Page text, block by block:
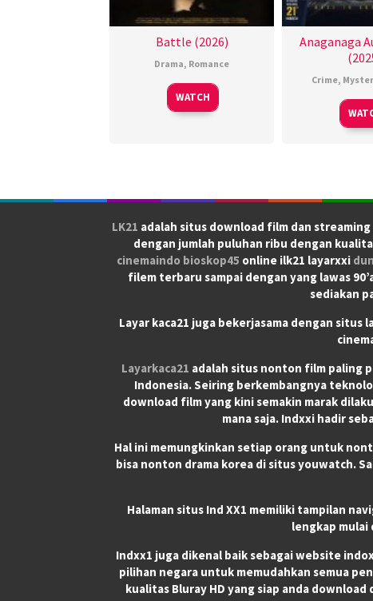
Battle (2026)
Drama, Romance
WATCH
Anaganaga
Crime,
LK21 adalah situs download film dan
dengan jumlah puluhan ribu dengan
cinemaindo bioskop45 online ilk21 layarxxi
filem terbaru sampai dengan yang lawas
sediakan
Layar kaca21 juga bekerjasama dengan situs
Layarkaca21 adalah situs nonton film paling
Indonesia. Seiring berkembangnya
download film yang kini semakin marak
mana saja. Indxxi hadir
Hal ini memungkinkan setiap orang untuk
bisa nonton drama korea di situs youwatch.
Halaman situs Ind XX1 memiliki tampilan
lengkap mulai
Indxx1 juga dikenal baik sebagai website
pilihan negara untuk memudahkan semua
kualitas Bluray HD yang siap anda download